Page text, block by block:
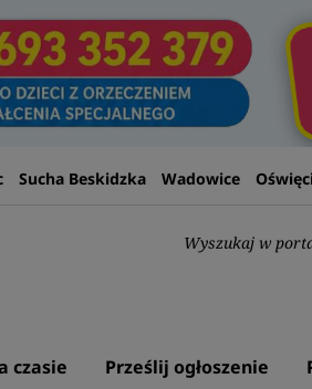
Sucha Beskidzka Wadowice
czasie Prześlij ogłoszenie